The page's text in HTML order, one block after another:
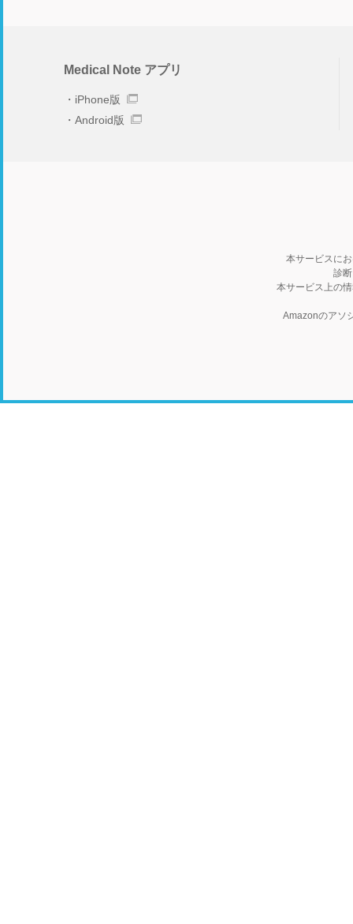
Medical Note アプリ
iPhone版
Android版
本サービスに
診
本サービス上の
Amazonのアソ